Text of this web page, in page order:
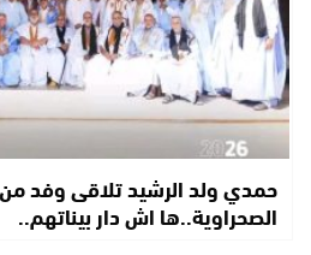
حمدي ولد الرشيد تلاقى وفد
الصحراوية..ها اش دار بيناتهم..